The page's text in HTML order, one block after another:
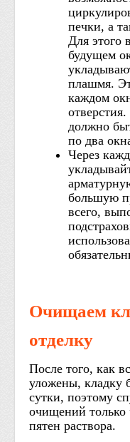
печки, а
Для этого
будущем
плашмя.
каждом
должно
по два
Через
большую
всего,
Очищаем
отделку
После того, как
уложены, кладку
сутки, поэтому
очищений только
пятен раствора.